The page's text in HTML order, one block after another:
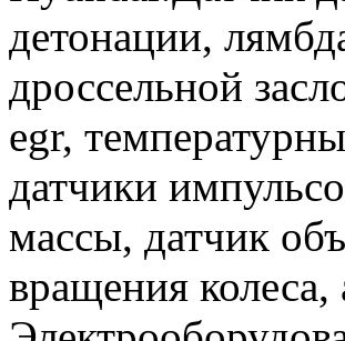
детонации,
дроссельной
egr,
датчики
массы, датчик
вращения колеса,